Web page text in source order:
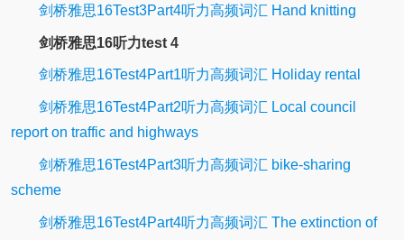
剑桥雅思16Test3Part4听力高频词汇 Hand knitting
剑桥雅思16听力test 4
剑桥雅思16Test4Part1听力高频词汇 Holiday rental
剑桥雅思16Test4Part2听力高频词汇 Local council
report on traffic and highways
剑桥雅思16Test4Part3听力高频词汇 bike-sharing
scheme
剑桥雅思16Test4Part4听力高频词汇 The extinction of